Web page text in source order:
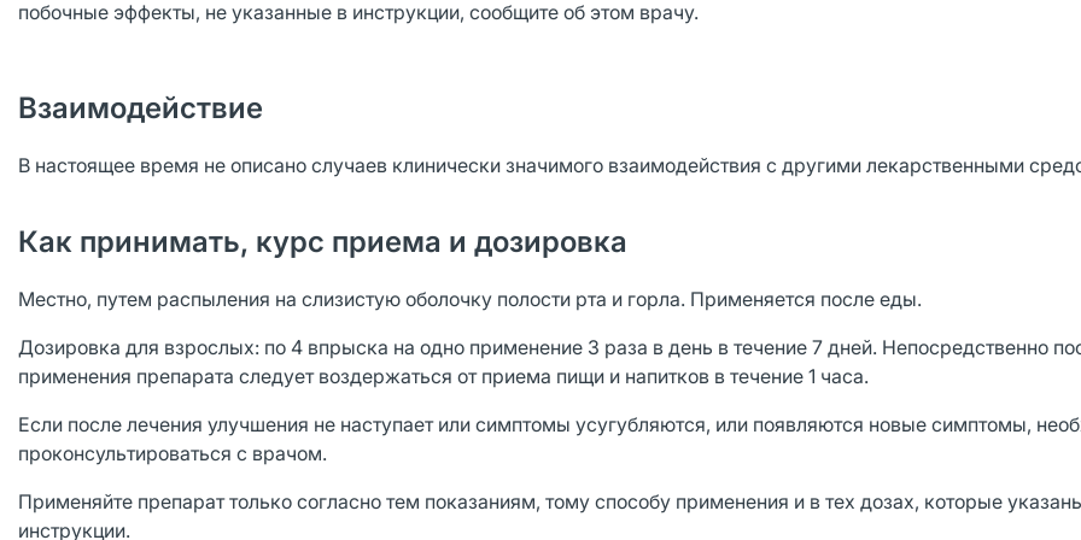
побочные эффекты, не указанные в инструкции, сооб­щите об этом врачу.
Взаимодействие
В настоящее время не описано случаев клинически значимого взаимодействия с другими лекарственными
Как принимать, курс приема и дозировка
Местно, путем распыления на слизистую оболочку полости рта и горла. Применяется по­сле еды.
Дозировка для взрослых: по 4 впрыска на одно применение 3 раза в день в течение 7 дней. Непосредственно
применения препарата следует воздержаться от приема пищи и напитков в течение 1 часа.
Если после лечения улучшения не наступает или симптомы усугубляются, или появляют­ся новые симптомы,
проконсультироваться с врачом.
Применяйте препарат только согласно тем показаниям, тому способу применения и в тех дозах, которые
инструкции.